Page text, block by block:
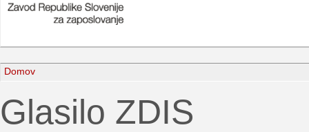
Domov
Glasilo ZDIS